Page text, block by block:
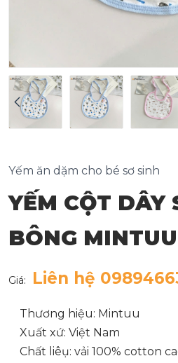
Yếm ăn dặm cho bé sơ sinh
YẾM CỘT DÂY
BÔNG MINTUU
Giá: Liên hệ
Thương hiệu: Mintuu
Xuất xứ: Việt Nam
Chất liêụ: vải 100% cotton